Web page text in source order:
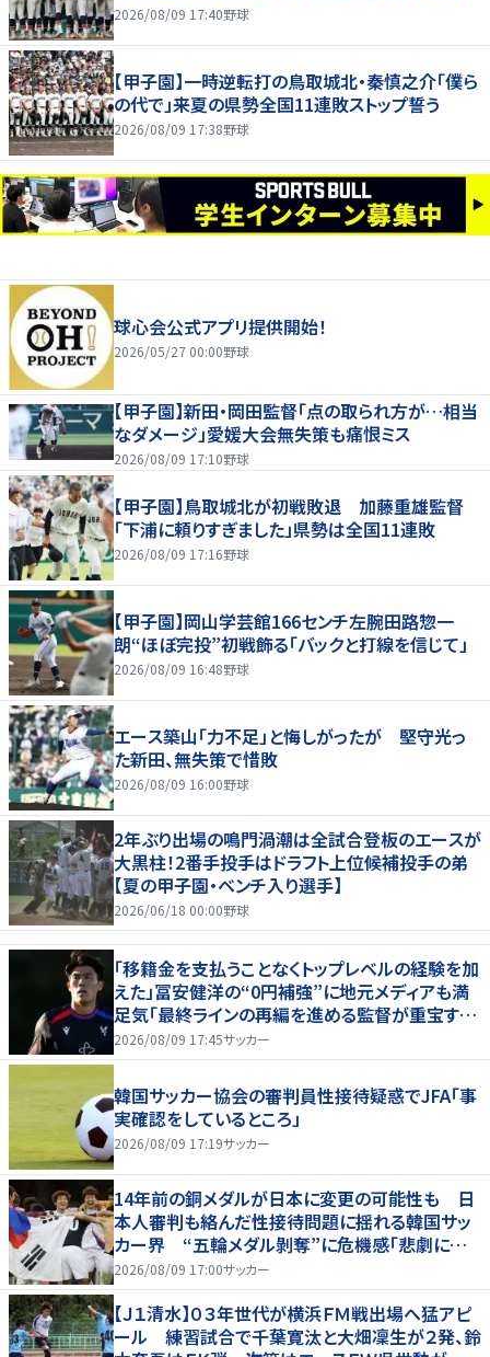
2026/08/09 17:40野球
【甲子園】一時逆転打の鳥取城北・秦慎之介「僕ら
の代で」来夏の県勢全国11連敗ストップ誓う
2026/08/09 17:38野球
球心会公式アプリ提供開始！
2026/05/27 00:00野球
【甲子園】新田・岡田監督「点の取られ方が…相当
なダメージ」愛媛大会無失策も痛恨ミス
2026/08/09 17:10野球
【甲子園】鳥取城北が初戦敗退 加藤重雄監督
「下浦に頼りすぎました」県勢は全国11連敗
2026/08/09 17:16野球
【甲子園】岡山学芸館166センチ左腕田路惣一
朗“ほぼ完投”初戦飾る「バックと打線を信じて」
2026/08/09 16:48野球
エース築山「力不足」と悔しがったが 堅守光っ
た新田、無失策で惜敗
2026/08/09 16:00野球
2年ぶり出場の鳴門渦潮は全試合登板のエースが
大黒柱！2番手投手はドラフト上位候補投手の弟
【夏の甲子園・ベンチ入り選手】
2026/06/18 00:00野球
「移籍金を支払うことなくトップレベルの経験を加
えた」冨安健洋の“0円補強”に地元メディアも満
足気「最終ラインの再編を進める監督が重宝する
柔軟性を備えている」
2026/08/09 17:45サッカー
韓国サッカー協会の審判員性接待疑惑でJFA「事
実確認をしているところ」
2026/08/09 17:19サッカー
14年前の銅メダルが日本に変更の可能性も 日
本人審判も絡んだ性接待問題に揺れる韓国サッ
カー界 “五輪メダル剝奪”に危機感「悲劇に見
舞われる」
2026/08/09 17:00サッカー
【Ｊ１清水】０３年世代が横浜ＦＭ戦出場へ猛アピ
ール 練習試合で千葉寛汰と大畑凜生が２発、鈴